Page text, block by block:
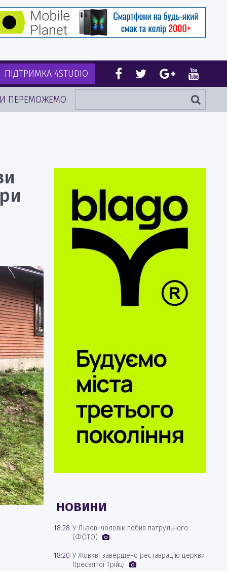
ПІДТРИМКА 4STUDIO
ПЕРЕМОЖЕМО
НОВИНИ
18:28 У Львові чоловік побив патрульного
(ФОТО)
18:20 У Жовкві завершено реставрацію церкви
Пресвятої Трійці